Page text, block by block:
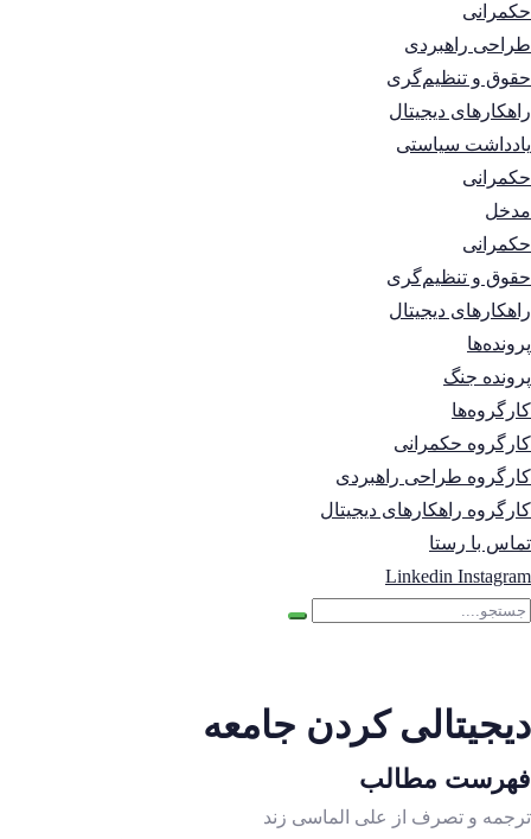
حکمرانی
طراحی راهبردی
حقوق و تنظیم‌گری
راهکارهای دیجیتال
یادداشت سیاستی
حکمرانی
مدخل
حکمرانی
حقوق و تنظیم‌گری
راهکارهای دیجیتال
پرونده‌ها
پرونده جنگ
کارگروه‌ها
کارگروه حکمرانی
کارگروه طراحی راهبردی
کارگروه راهکارهای دیجیتال
تماس با رستا
Linkedin Instagram
دیجیتالی کردن جامعه
فهرست مطالب
ترجمه و تصرف از علی الماسی زند